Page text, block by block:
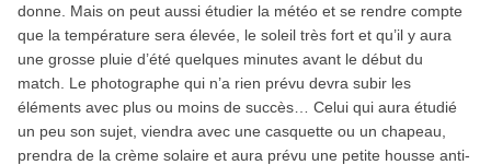
donne. Mais on peut aussi étudier la météo et se rendre compte
que la température sera élevée, le soleil très fort et qu’il y aura
une grosse pluie d’été quelques minutes avant le début du
match. Le photographe qui n’a rien prévu devra subir les
éléments avec plus ou moins de succès… Celui qui aura étudié
un peu son sujet, viendra avec une casquette ou un chapeau,
prendra de la crème solaire et aura prévu une petite housse anti-